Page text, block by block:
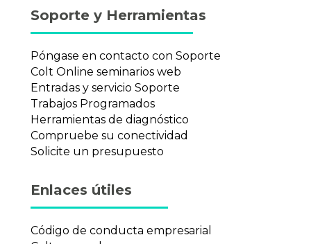
Soporte y Herramientas
Póngase en contacto con Soporte
Colt Online seminarios web
Entradas y servicio Soporte
Trabajos Programados
Herramientas de diagnóstico
Compruebe su conectividad
Solicite un presupuesto
Enlaces útiles
Código de conducta empresarial